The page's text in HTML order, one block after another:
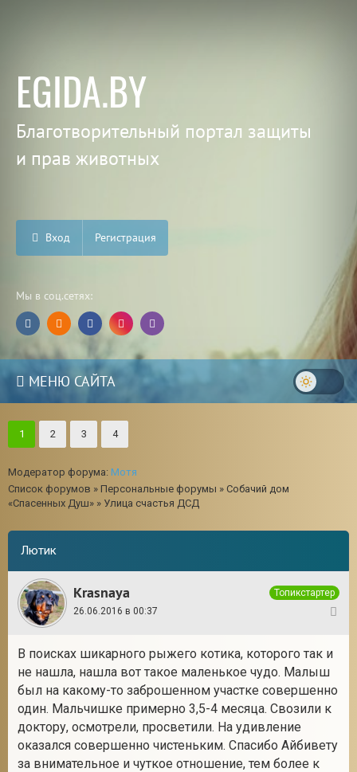
EGIDA.BY
Благотворительный портал защиты
и прав животных
Вход Регистрация
Мы в соц.сетях:
МЕНЮ САЙТА
1 2 3 4
Модератор форума: Мотя
Список форумов » Персональные форумы » Собачий дом
«Спасенных Душ» » Улица счастья ДСД
Лютик
Krasnaya
Топикстартер
26.06.2016 в 00:37
В поисках шикарного рыжего котика, которого так и
не нашла, нашла вот такое маленькое чудо. Малыш
был на какому-то заброшенном участке совершенно
один. Мальчишке примерно 3,5-4 месяца. Свозили к
доктору, осмотрели, просветили. На удивление
оказался совершенно чистеньким. Спасибо Айбивету
за внимательное и чуткое отношение, тем более к